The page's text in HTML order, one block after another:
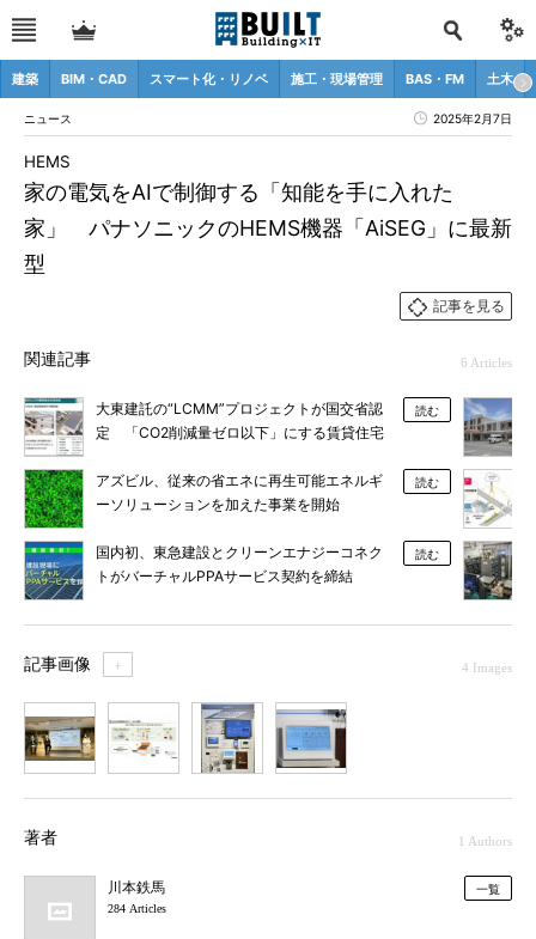
建築 BIM・CAD スマート化・リノベ 施工・現場管理 BAS・FM 土木
ニュース 2025年2月7日
家の電気をAIで制御する「知能を手に入れた
家」 パナソニックのHEMS機器「AiSEG」に最新
型
HEMS
記事を見る
関連記事 6 Articles
大東建託の“LCMM”プロジェクトが国交省認
定 「CO2削減量ゼロ以下」にする賃貸住宅
読む
アズビル、従来の省エネに再生可能エネルギ
ーソリューションを加えた事業を開始
読む
国内初、東急建設とクリーンエナジーコネク
トがバーチャルPPAサービス契約を締結
読む
記事画像 ＋ 4 Images
著者 1 Authors
川本鉄馬
284 Articles
一覧